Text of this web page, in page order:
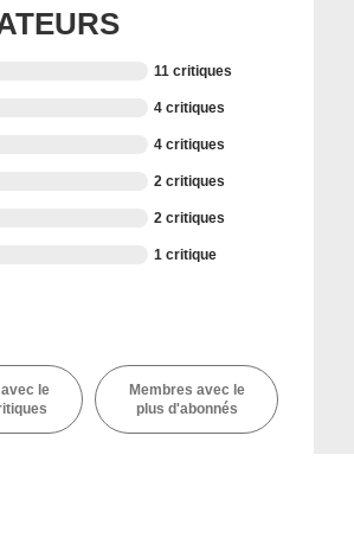
11 critiques
4 critiques
4 critiques
2 critiques
2 critiques
1 critique
le
Membres avec le
plus d'abonnés